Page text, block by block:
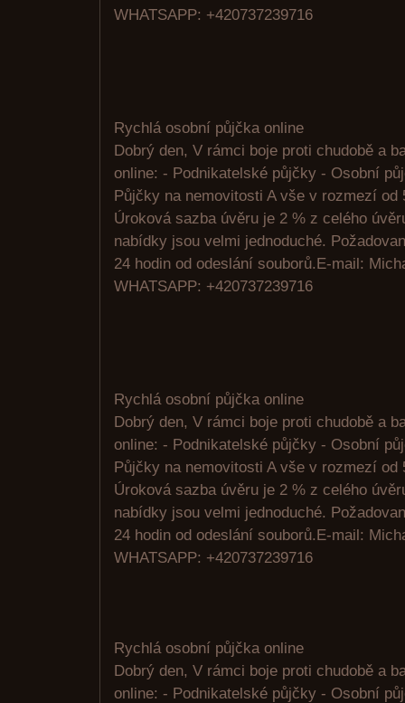
WHATSAPP: +420737239716
Rychlá osobní půjčka online
Dobrý den, V rámci boje proti chudobě a
online: - Podnikatelské půjčky - Osobní
Půjčky na nemovitosti A vše v rozmezí od
Úroková sazba úvěru je 2 % z celého
nabídky jsou velmi jednoduché.
24 hodin od odeslání souborů.E-mail:
WHATSAPP: +420737239716
Rychlá osobní půjčka online
Dobrý den, V rámci boje proti chudobě a
online: - Podnikatelské půjčky - Osobní
Půjčky na nemovitosti A vše v rozmezí od
Úroková sazba úvěru je 2 % z celého
nabídky jsou velmi jednoduché.
24 hodin od odeslání souborů.E-mail:
WHATSAPP: +420737239716
Rychlá osobní půjčka online
Dobrý den, V rámci boje proti chudobě a
online: - Podnikatelské půjčky - Osobní